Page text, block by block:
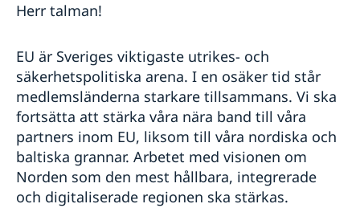
Herr talman!
EU är Sveriges viktigaste utrikes- och
säkerhetspolitiska arena. I en osäker tid står
medlemsländerna starkare tillsammans. Vi ska
fortsätta att stärka våra nära band till våra
partners inom EU, liksom till våra nordiska och
baltiska grannar. Arbetet med visionen om
Norden som den mest hållbara, integrerade
och digitaliserade regionen ska stärkas.